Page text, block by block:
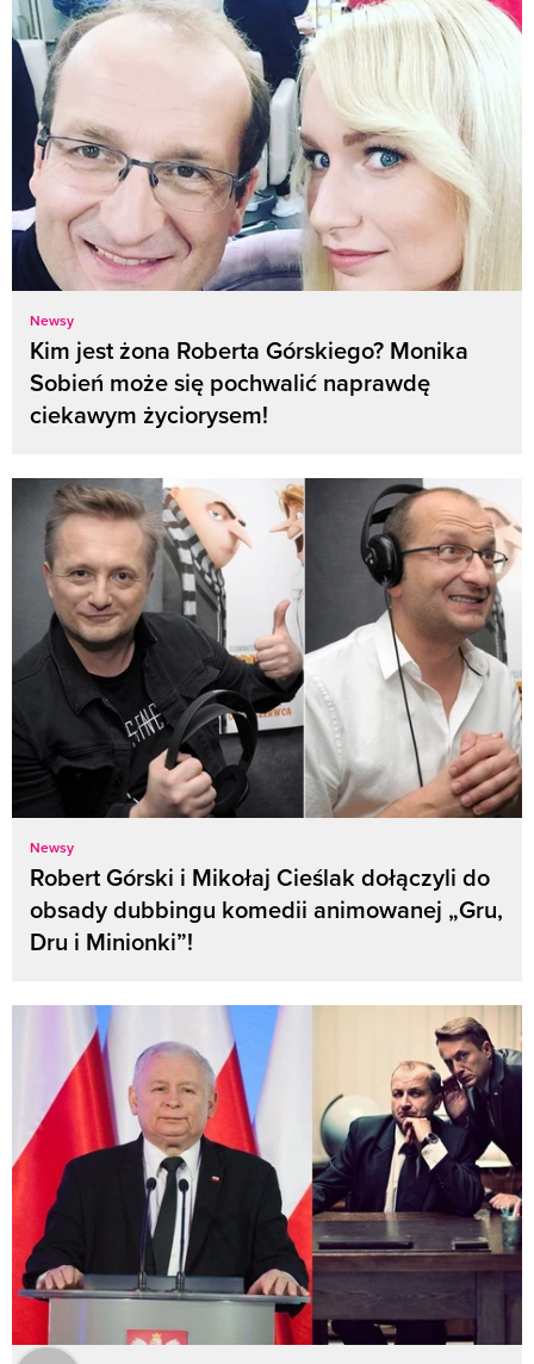
Newsy
Kim jest żona Roberta Górskiego? Monika
Sobień może się pochwalić naprawdę
ciekawym życiorysem!
Newsy
Robert Górski i Mikołaj Cieślak dołączyli do
obsady dubbingu komedii animowanej „Gru,
Dru i Minionki”!